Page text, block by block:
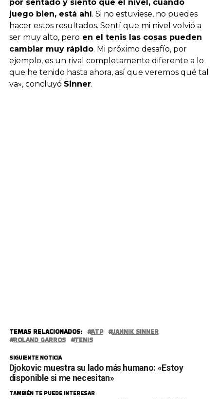
por sentado y siento que el nivel, cuando
juego bien, está ahí. Si no estuviese, no puedes
hacer estos resultados. Sentí que mi nivel volvió a
ser muy alto, pero en el tenis las cosas pueden
cambiar muy rápido. Mi próximo desafío, por
ejemplo, es un rival completamente diferente a lo
que he tenido hasta ahora, así que veremos qué tal
va», concluyó Sinner.
TEMAS RELACIONADOS: ATP
JANNIK SINNER
ROLAND GARROS
TENIS
SIGUIENTE NOTICIA
Djokovic muestra su lado más humano: «Estoy
disponible si me necesitan»
TAMBIÉN TE PUEDE INTERESAR